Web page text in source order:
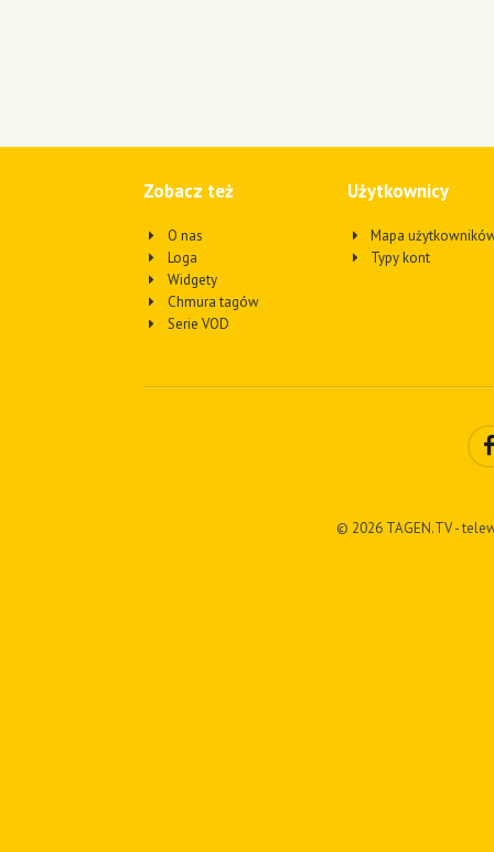
Zobacz też
O nas
Loga
Widgety
Chmura tagów
Serie VOD
Użytkownicy
Mapa
Typy kont
© 2026 TAGEN.TV -